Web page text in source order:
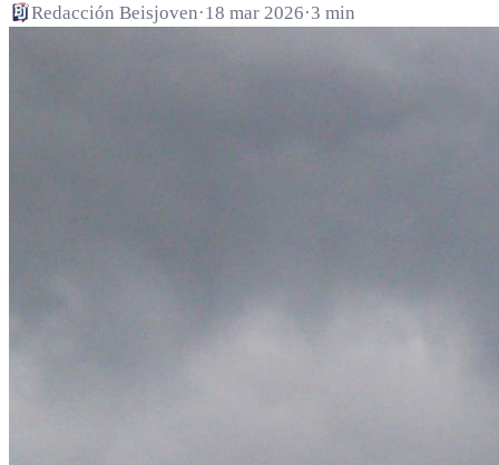
Redacción Beisjoven·18 mar 2026·3 min